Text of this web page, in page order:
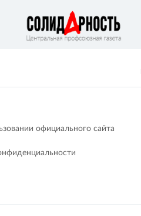
официального сайта